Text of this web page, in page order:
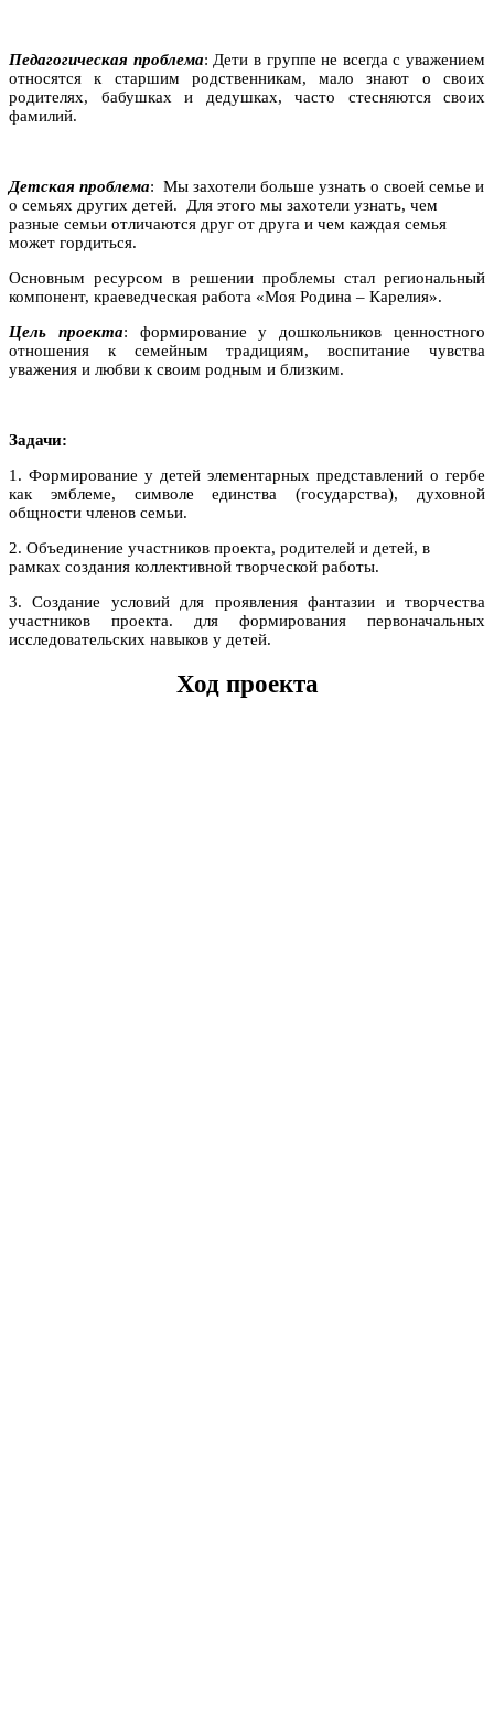
Педагогическая проблема: Дети в группе не всегда с уважением
относятся к старшим родственникам, мало знают о своих
родителях, бабушках и дедушках, часто стесняются своих
фамилий.
Детская проблема: Мы захотели больше узнать о своей семье и
о семьях других детей. Для этого мы захотели узнать, чем
разные семьи отличаются друг от друга и чем каждая семья
может гордиться.
Основным ресурсом в решении проблемы стал региональный
компонент, краеведческая работа «Моя Родина – Карелия».
Цель проекта: формирование у дошкольников ценностного
отношения к семейным традициям, воспитание чувства
уважения и любви к своим родным и близким.
Задачи:
1. Формирование у детей элементарных представлений о гербе
как эмблеме, символе единства (государства), духовной
общности членов семьи.
2. Объединение участников проекта, родителей и детей, в
рамках создания коллективной творческой работы.
3. Создание условий для проявления фантазии и творчества
участников проекта. для формирования первоначальных
исследовательских навыков у детей.
Ход проекта